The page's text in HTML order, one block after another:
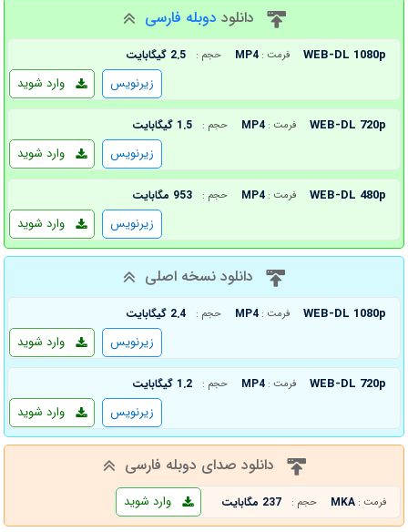
دانلود دوبله فارسی
WEB-DL 1080p فرمت : MP4 حجم : 2.5 گیگابایت
وارد شوید زیرنویس
WEB-DL 720p فرمت : MP4 حجم : 1.5 گیگابایت
وارد شوید زیرنویس
WEB-DL 480p فرمت : MP4 حجم : 953 مگابایت
وارد شوید زیرنویس
دانلود نسخه اصلی
WEB-DL 1080p فرمت : MP4 حجم : 2.4 گیگابایت
وارد شوید زیرنویس
WEB-DL 720p فرمت : MP4 حجم : 1.2 گیگابایت
وارد شوید زیرنویس
دانلود صدای دوبله فارسی
فرمت : MKA حجم : 237 مگابایت وارد شوید